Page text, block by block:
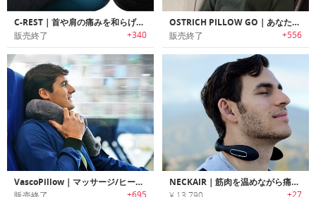
C-REST｜首や肩の痛みを和らげるポータブルマッサージャー「クレスト」
販売終了 +340
OSTRICH PILLOW GO｜あなたの首に合わせてサイズ調整可能な快適トラベルピロー「オーストリッチピローゴー」
販売終了 +556
VascoPillow｜マッサージ/ヒーティング機能搭載トラベルピロー「ヴァスコピロー」
販売終了 +695
NECKAIR｜筋肉を温めながら痛みを和らげるEMSネックマッサージャー「ネックエアー」
¥ 13,790 +27